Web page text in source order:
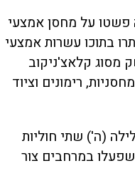
על מחסן אמצעי
בתוכו עשרות אמצעי
מסוג קלאצ'ניקוב
רימונים וציוד
(ה') שתי חוליות
במרחבים צור